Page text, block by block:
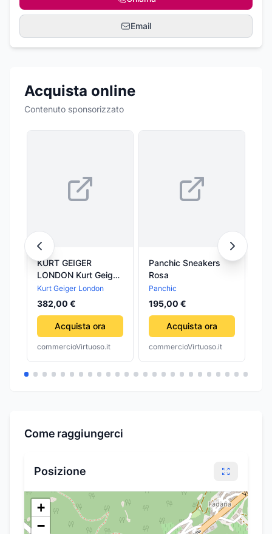
Email
Acquista online
Contenuto sponsorizzato
KURT GEIGER
LONDON Kurt Geiger
London - Stivaletti
Neri da Donna
Kurt Geiger London
382,00 €
Acquista ora
commercioVirtuoso.it
Panchic Sneakers
Rosa
Panchic
195,00 €
Acquista ora
commercioVirtuoso.it
Come raggiungerci
Posizione
+
−